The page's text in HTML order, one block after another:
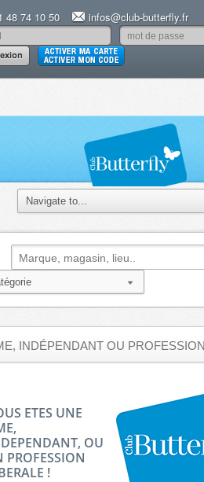
48 74 10 50 infos@club-butterfly.fr
INDÉPENDANT OU
ETES UNE
OU
PROFESSION
!